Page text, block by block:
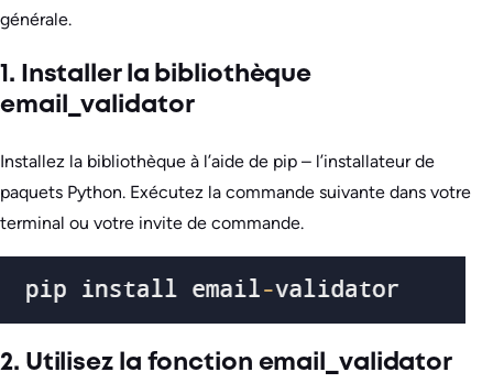
générale.
1. Installer la bibliothèque
email_validator
Installez la bibliothèque à l’aide de pip – l’installateur de
paquets Python. Exécutez la commande suivante dans votre
terminal ou votre invite de commande.
2. Utilisez la fonction email_validator